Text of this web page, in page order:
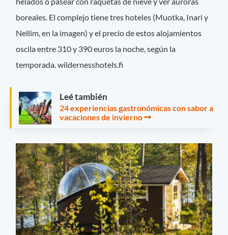
boreales. El complejo tiene tres hoteles (Muotka, Inari y
Nellim, en la imagen) y el precio de estos alojamientos
oscila entre 310 y 390 euros la noche, según la
temporada. wildernesshotels.fi
Leé también
24 experiencias gastronómicas con sabor a
vacaciones de invierno